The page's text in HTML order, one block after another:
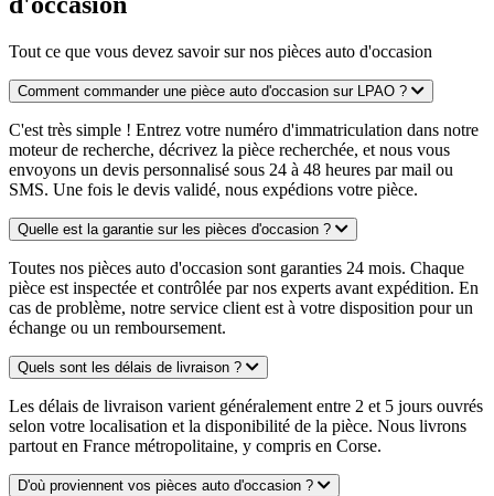
Tout ce que vous devez savoir sur nos pièces auto d'occasion
Comment commander une pièce auto d'occasion sur LPAO ?
C'est très simple ! Entrez votre numéro d'immatriculation dans notre
moteur de recherche, décrivez la pièce recherchée, et nous vous
envoyons un devis personnalisé sous 24 à 48 heures par mail ou
SMS. Une fois le devis validé, nous expédions votre pièce.
Quelle est la garantie sur les pièces d'occasion ?
Toutes nos pièces auto d'occasion sont garanties 24 mois. Chaque
pièce est inspectée et contrôlée par nos experts avant expédition. En
cas de problème, notre service client est à votre disposition pour un
échange ou un remboursement.
Quels sont les délais de livraison ?
Les délais de livraison varient généralement entre 2 et 5 jours ouvrés
selon votre localisation et la disponibilité de la pièce. Nous livrons
partout en France métropolitaine, y compris en Corse.
D'où proviennent vos pièces auto d'occasion ?